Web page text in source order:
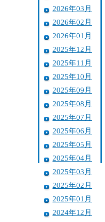
2026年03月
2026年02月
2026年01月
2025年12月
2025年11月
2025年10月
2025年09月
2025年08月
2025年07月
2025年06月
2025年05月
2025年04月
2025年03月
2025年02月
2025年01月
2024年12月